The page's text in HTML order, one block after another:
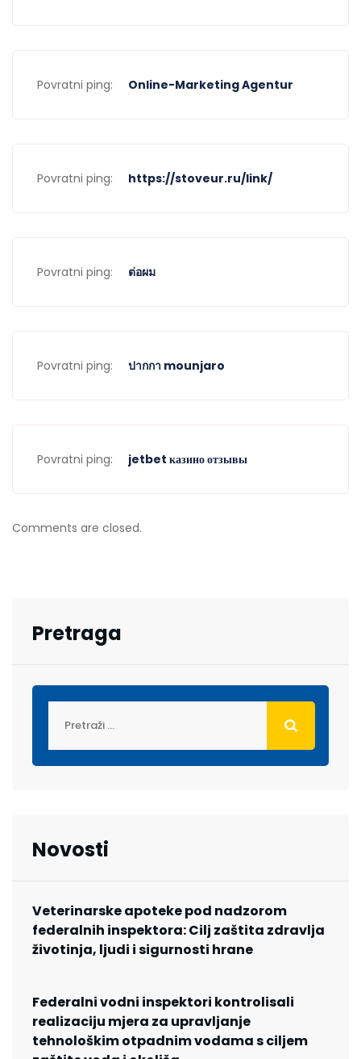
Povratni ping: Online-Marketing Agentur
Povratni ping: https://stoveur.ru/link/
Povratni ping: ต่อผม
Povratni ping: ปากกา mounjaro
Povratni ping: jetbet казино отзывы
Comments are closed.
Pretraga
Novosti
Veterinarske apoteke pod nadzorom
federalnih inspektora: Cilj zaštita zdravlja
životinja, ljudi i sigurnosti hrane
Federalni vodni inspektori kontrolisali
realizaciju mjera za upravljanje
tehnološkim otpadnim vodama s ciljem